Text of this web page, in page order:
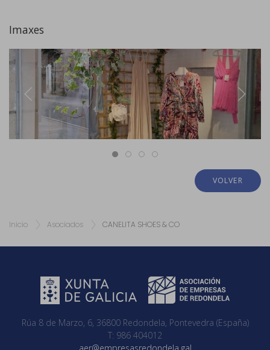
Imaxes
VOLVER
Inicio Asociados CANELITA SHOES & CO
Rúa 8 de Marzo, 6, 36800 Redondela, Pontevedra (España)
T: 986 404012